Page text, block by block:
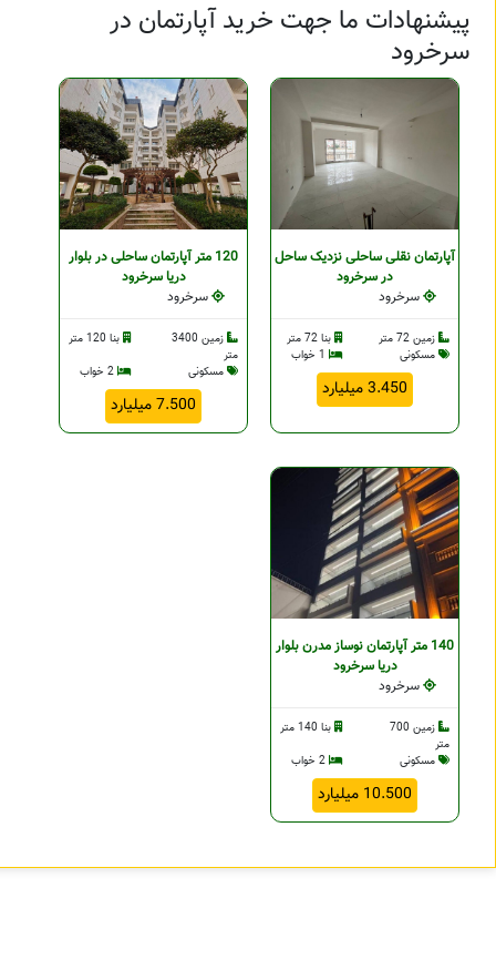
پیشنهادات ما جهت خرید آپارتمان در
سرخرود
آپارتمان نقلی ساحلی نزدیک ساحل
در سرخرود
سرخرود
زمین 72 متر
بنا 72 متر
مسکونی
3.450 میلیارد
120 متر آپارتمان ساحلی در بلوار
دریا سرخرود
سرخرود
زمین 3400
متر
بنا 120 متر
مسکونی
2 خواب
7.500 میلیارد
140 متر آپارتمان نوساز مدرن بلوار
دریا سرخرود
سرخرود
زمین 700
متر
بنا 140 متر
مسکونی
2 خواب
10.500 میلیارد